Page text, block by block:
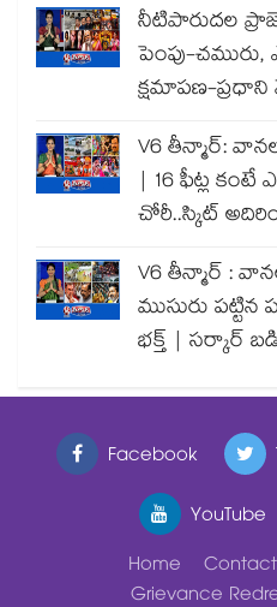
నీటిపారుదల
పెంపు-చమురు,
క్షమాపణ-
V6 తీన్మార్:
| 16 ఫీట్ల కంటే
చోరీ..స్కిట్
V6 తీన్మార్ :
ముసురు
భక్త్ | సర్కార్
Facebook
YouTube
Home
Grievance